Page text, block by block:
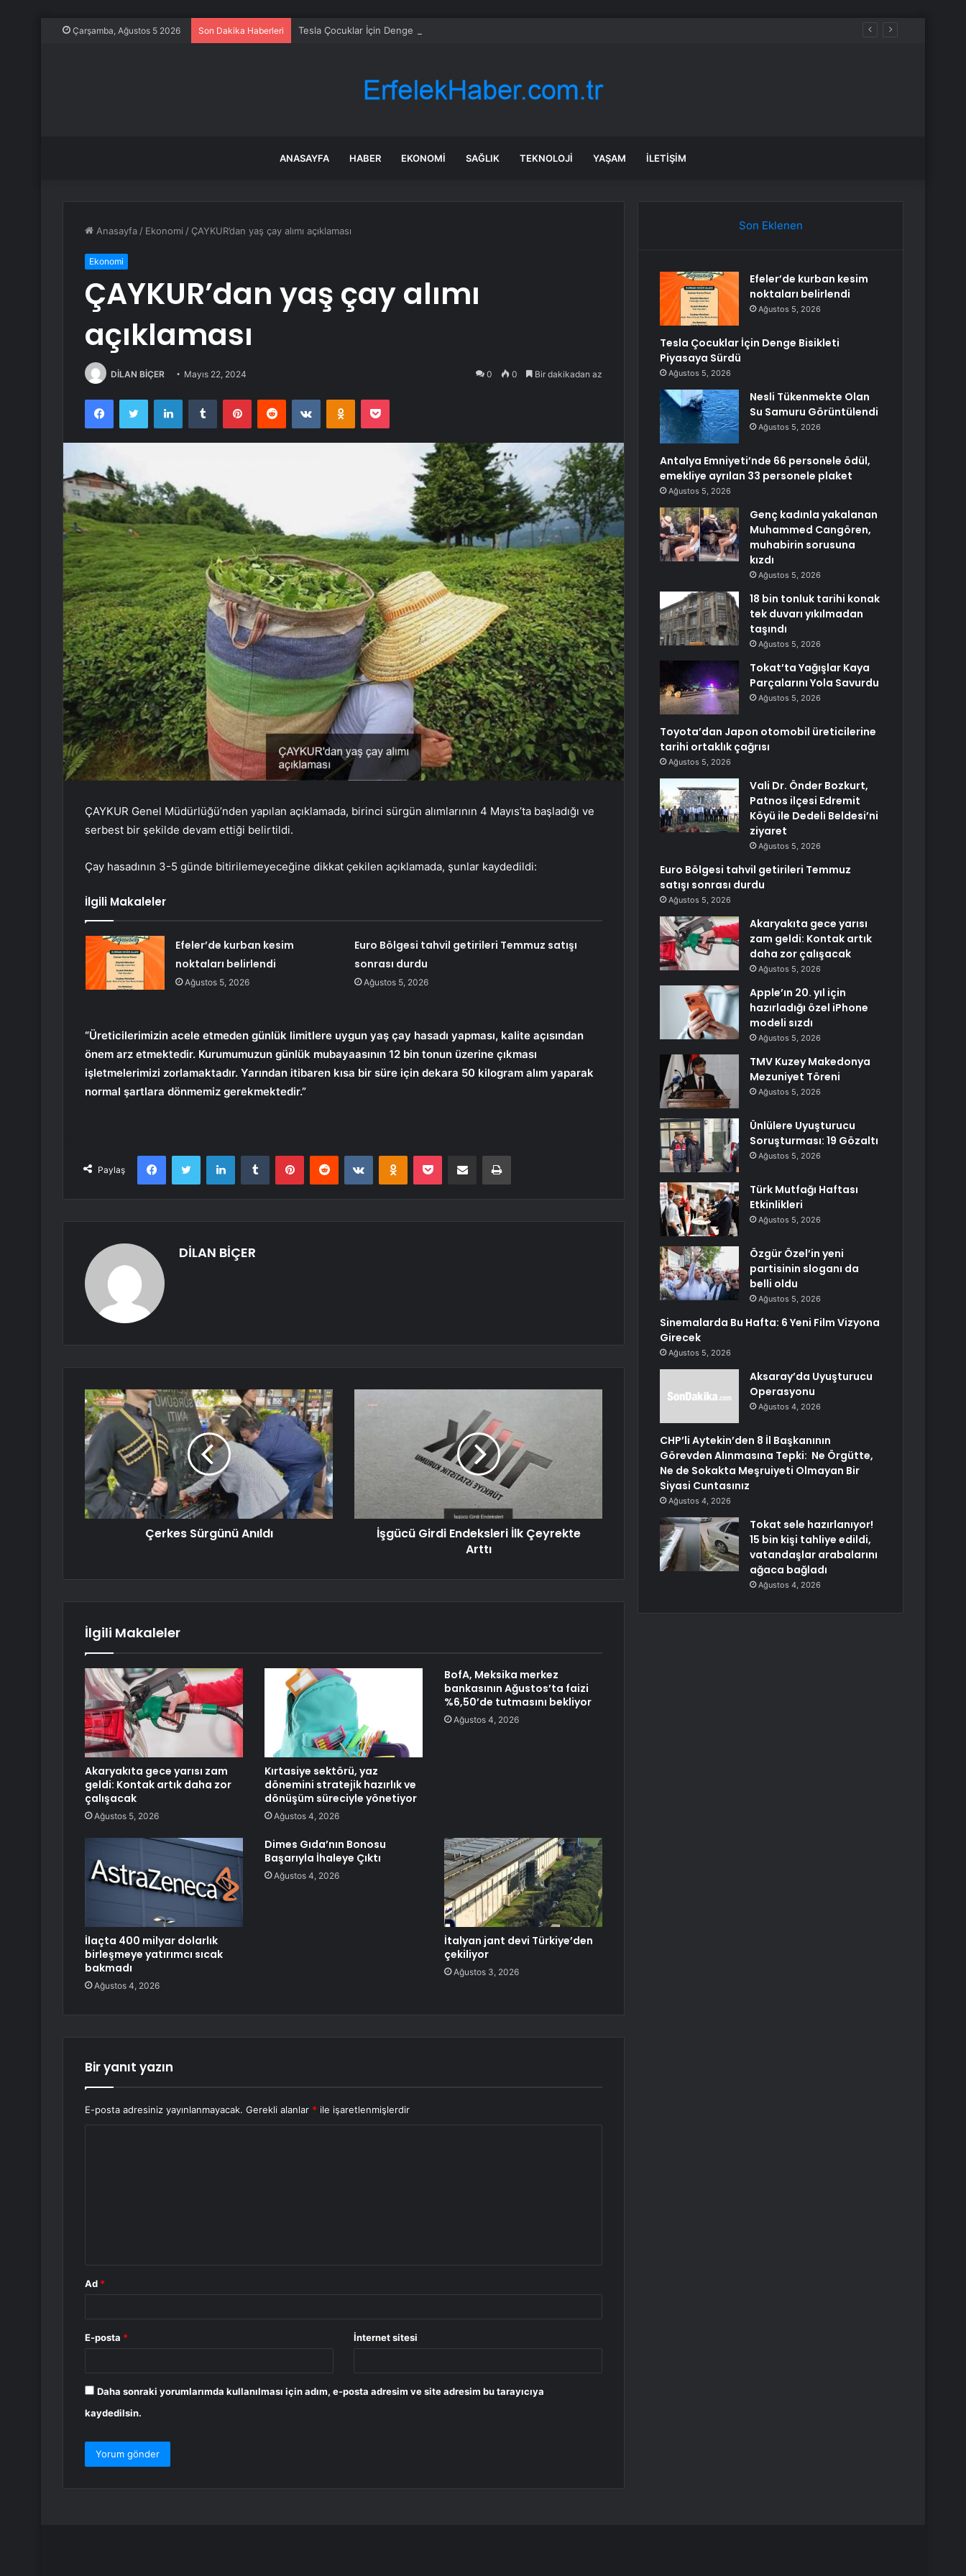
Çarşamba, Ağustos 5 2026 Son Dakika Haberleri Tesla Çocuklar İçin Denge Bisikleti Piyasaya Sürdü
ANASAYFA HABER EKONOMI SAĞLIK TEKNOLOJI YAŞAM İLETIŞIM
Anasayfa / Ekonomi / ÇAYKUR’dan yaş çay alımı açıklaması
Ekonomi
ÇAYKUR’dan yaş çay alımı
açıklaması
DİLAN BİÇER Mayıs 22, 2024 0 0 Bir dakikadan az
FacebookTwitter LinkedInTumblr PinterestReddit VKontakteOdnoklassniki
Pocket
ÇAYKUR Genel Müdürlüğü’nden yapılan açıklamada, birinci sürgün alımlarının 4 Mayıs’ta başladığı ve
serbest bir şekilde devam ettiği belirtildi.
Çay hasadının 3-5 günde bitirilemeyeceğine dikkat çekilen açıklamada, şunlar kaydedildi:
İlgili Makaleler
Efeler’de kurban kesim
noktaları belirlendi
Ağustos 5, 2026
Euro Bölgesi tahvil getirileri Temmuz satışı
sonrası durdu
Ağustos 5, 2026
“Üreticilerimizin acele etmeden günlük limitlere uygun yaş çay hasadı yapması, kalite açısından
önem arz etmektedir. Kurumumuzun günlük mubayaasının 12 bin tonun üzerine çıkması
işletmelerimizi zorlamaktadır. Yarından itibaren kısa bir süre için dekara 50 kilogram alım yaparak
normal şartlara dönmemiz gerekmektedir.”
Paylaş
FacebookTwitter LinkedInTumblr PinterestReddit VKontakteOdnoklassniki
Pocket E-Posta ile paylaş Yazdır
DİLAN BİÇER
Çerkes Sürgünü Anıldı
İşgücü Girdi Endeksleri İlk Çeyrekte
Arttı
İlgili Makaleler
Akaryakıta gece yarısı zam
geldi: Kontak artık daha zor
çalışacak
Ağustos 5, 2026
Kırtasiye sektörü, yaz
dönemini stratejik hazırlık ve
dönüşüm süreciyle yönetiyor
Ağustos 4, 2026
BofA, Meksika merkez
bankasının Ağustos’ta faizi
%6,50’de tutmasını bekliyor
Ağustos 4, 2026
İlaçta 400 milyar dolarlık
birleşmeye yatırımcı sıcak
bakmadı
Ağustos 4, 2026
Dimes Gıda’nın Bonosu
Başarıyla İhaleye Çıktı
Ağustos 4, 2026
İtalyan jant devi Türkiye’den
çekiliyor
Ağustos 3, 2026
Bir yanıt yazın
E-posta adresiniz yayınlanmayacak. Gerekli alanlar * ile işaretlenmişlerdir
Ad *
E-posta * İnternet sitesi
Daha sonraki yorumlarımda kullanılması için adım, e-posta adresim ve site adresim bu tarayıcıya
kaydedilsin.
Son Eklenen
Efeler’de kurban kesim
noktaları belirlendi
Ağustos 5, 2026
Tesla Çocuklar İçin Denge Bisikleti
Piyasaya Sürdü
Ağustos 5, 2026
Nesli Tükenmekte Olan
Su Samuru Görüntülendi
Ağustos 5, 2026
Antalya Emniyeti’nde 66 personele ödül,
emekliye ayrılan 33 personele plaket
Ağustos 5, 2026
Genç kadınla yakalanan
Muhammed Cangören,
muhabirin sorusuna
kızdı
Ağustos 5, 2026
18 bin tonluk tarihi konak
tek duvarı yıkılmadan
taşındı
Ağustos 5, 2026
Tokat’ta Yağışlar Kaya
Parçalarını Yola Savurdu
Ağustos 5, 2026
Toyota’dan Japon otomobil üreticilerine
tarihi ortaklık çağrısı
Ağustos 5, 2026
Vali Dr. Önder Bozkurt,
Patnos ilçesi Edremit
Köyü ile Dedeli Beldesi’ni
ziyaret
Ağustos 5, 2026
Euro Bölgesi tahvil getirileri Temmuz
satışı sonrası durdu
Ağustos 5, 2026
Akaryakıta gece yarısı
zam geldi: Kontak artık
daha zor çalışacak
Ağustos 5, 2026
Apple’ın 20. yıl için
hazırladığı özel iPhone
modeli sızdı
Ağustos 5, 2026
TMV Kuzey Makedonya
Mezuniyet Töreni
Ağustos 5, 2026
Ünlülere Uyuşturucu
Soruşturması: 19 Gözaltı
Ağustos 5, 2026
Türk Mutfağı Haftası
Etkinlikleri
Ağustos 5, 2026
Özgür Özel’in yeni
partisinin sloganı da
belli oldu
Ağustos 5, 2026
Sinemalarda Bu Hafta: 6 Yeni Film Vizyona
Girecek
Ağustos 5, 2026
Aksaray’da Uyuşturucu
Operasyonu
Ağustos 4, 2026
CHP’li Aytekin’den 8 İl Başkanının
Görevden Alınmasına Tepki: Ne Örgütte,
Ne de Sokakta Meşruiyeti Olmayan Bir
Siyasi Cuntasınız
Ağustos 4, 2026
Tokat sele hazırlanıyor!
15 bin kişi tahliye edildi,
vatandaşlar arabalarını
ağaca bağladı
Ağustos 4, 2026